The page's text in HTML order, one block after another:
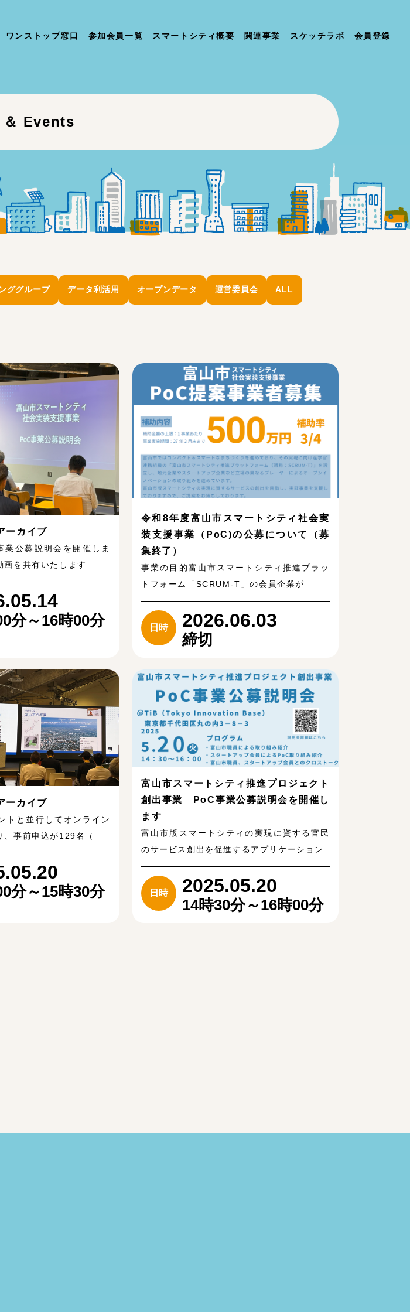
ワンストップ窓口 参加会員一覧 スマートシティ概要 関連事業 スケッチラボ 会員登録
＆ Events
ググループ データ利活用 オープンデータ 運営委員会 ALL
ーカイブ
公募説明会を開催しま
画を共有いたします
分～16時00分
令和8年度富山市スマートシティ社会実
装支援事業（PoC)の公募について（募
集終了）
事業の目的富山市スマートシティ推進プラッ
トフォーム「SCRUM-T」の会員企業が
日時 2026.06.03
締切
ーカイブ
トと並行してオンライン
、事前申込が129名（
分～15時30分
富山市スマートシティ推進プロジェクト
創出事業 PoC事業公募説明会を開催し
ます
富山市版スマートシティの実現に資する官民
のサービス創出を促進するアプリケーション
日時 2025.05.20
14時30分～16時00分